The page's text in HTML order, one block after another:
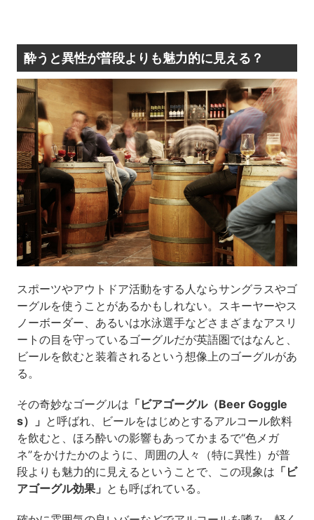
酔うと異性が普段よりも魅力的に見える？
スポーツやアウトドア活動をする人ならサングラスやゴ
ーグルを使うことがあるかもしれない。スキーヤーやス
ノーボーダー、あるいは水泳選手などさまざまなアスリ
ートの目を守っているゴーグルだが英語圏ではなんと、
ビールを飲むと装着されるという想像上のゴーグルがあ
る。
その奇妙なゴーグルは 「ビアゴーグル（Beer Goggle
s）」 と呼ばれ、ビールをはじめとするアルコール飲料
を飲むと、ほろ酔いの影響もあってかまるで“色メガ
ネ”をかけたかのように、周囲の人々（特に異性）が普
段よりも魅力的に見えるということで、この現象は 「ビ
アゴーグル効果」 とも呼ばれている。